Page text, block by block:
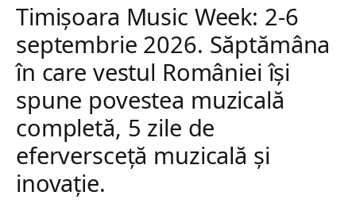
Timișoara Music Week: 2-6
septembrie 2026. Săptămâna
în care vestul României își
spune povestea muzicală
completă, 5 zile de
eferversceță muzicală și
inovație.